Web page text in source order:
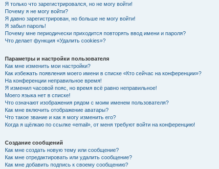
Я только что зарегистрировался, но не могу войти!
Почему я не могу войти?
Я давно зарегистрирован, но больше не могу войти!
Я забыл пароль!
Почему мне периодически приходится повторять ввод имени и пароля?
Что делает функция «Удалить cookies»?
Параметры и настройки пользователя
Как мне изменить мои настройки?
Как избежать появления моего имени в списке «Кто сейчас на конференции»?
На конференции неправильное время!
Я изменил часовой пояс, но время всё равно неправильное!
Моего языка нет в списке!
Что означают изображения рядом с моим именем пользователя?
Как мне включить отображение аватары?
Что такое звание и как я могу изменить его?
Когда я щёлкаю по ссылке «email», от меня требуют войти на конференцию!
Создание сообщений
Как мне создать новую тему или сообщение?
Как мне отредактировать или удалить сообщение?
Как мне добавить подпись к своему сообщению?